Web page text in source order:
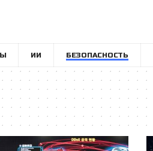
ИИ БЕЗОПАСНОСТЬ